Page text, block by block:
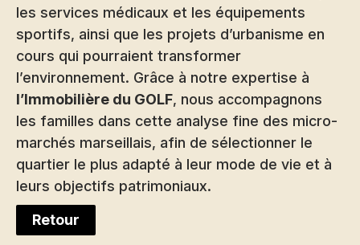
les services médicaux et les équipements
sportifs, ainsi que les projets d’urbanisme en
cours qui pourraient transformer
l’environnement. Grâce à notre expertise à
l’Immobilière du GOLF, nous accompagnons
les familles dans cette analyse fine des micro-
marchés marseillais, afin de sélectionner le
quartier le plus adapté à leur mode de vie et à
leurs objectifs patrimoniaux.
Retour